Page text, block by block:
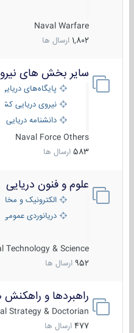
Naval Warfare
1,802 ارسال ها
سایر بخش های
پایگاه‌های دریایی
نیروی دریایی
دانشنامه دریایی کپی
Naval Force Others
583 ارسال ها
علوم و فنون دریایی
الکترونیک و
دریانوردی عمومی
Technology & Science
952 ارسال ها
راهبردها و راهکنش
Strategy & Doctorian
477 ارسال ها